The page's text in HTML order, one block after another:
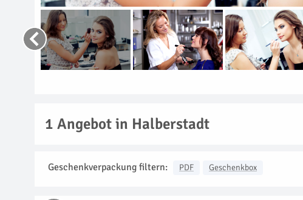
1 Angebot in Halberstadt
Geschenkverpackung filtern: PDF Geschenkbox